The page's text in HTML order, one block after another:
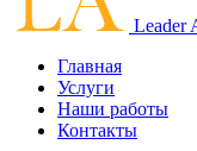
Leader
Главная
Услуги
Наши работы
Контакты